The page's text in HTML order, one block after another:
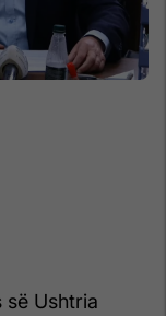
së Ushtria